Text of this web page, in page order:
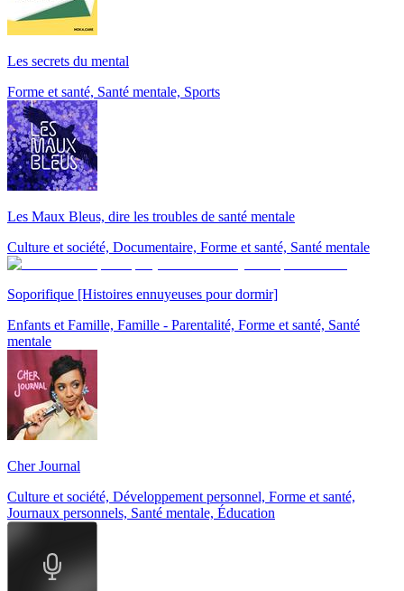
Les secrets du mental
Forme et santé, Santé mentale, Sports
Les Maux Bleus, dire les troubles de santé mentale
Culture et société, Documentaire, Forme et santé, Santé mentale
Soporifique [Histoires ennuyeuses pour dormir]
Enfants et Famille, Famille - Parentalité, Forme et santé, Santé
mentale
Cher Journal
Culture et société, Développement personnel, Forme et santé,
Journaux personnels, Santé mentale, Éducation